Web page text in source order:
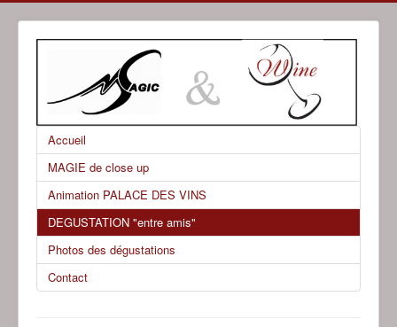
Accueil
MAGIE de close up
Animation PALACE DES VINS
DEGUSTATION "entre amis"
Photos des dégustations
Contact